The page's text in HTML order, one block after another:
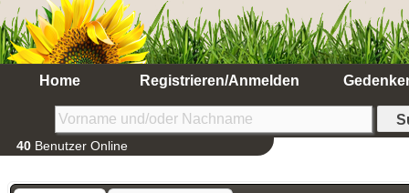
Home Registrieren/Anmelden
40 Benutzer Online